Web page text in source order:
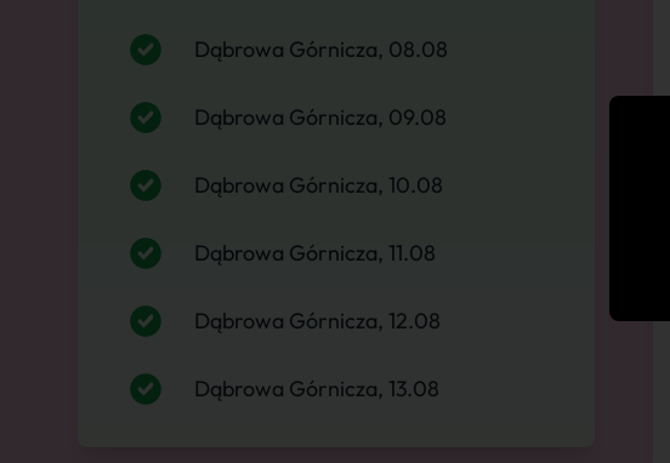
Dąbrowa Górnicza, 08.08
Dąbrowa Górnicza, 09.08
Dąbrowa Górnicza, 10.08
Dąbrowa Górnicza, 11.08
Dąbrowa Górnicza, 12.08
Dąbrowa Górnicza, 13.08